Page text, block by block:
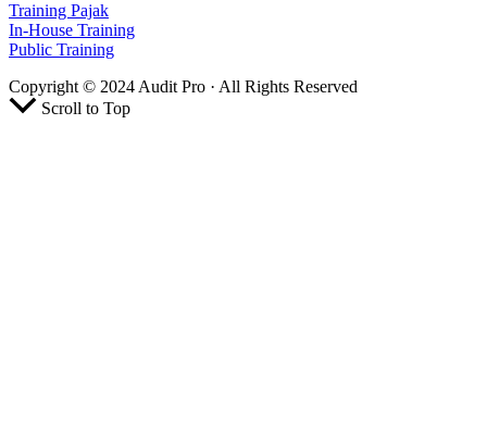
Training Pajak
In-House Training
Public Training
Copyright © 2024 Audit Pro · All Rights Reserved
Scroll to Top